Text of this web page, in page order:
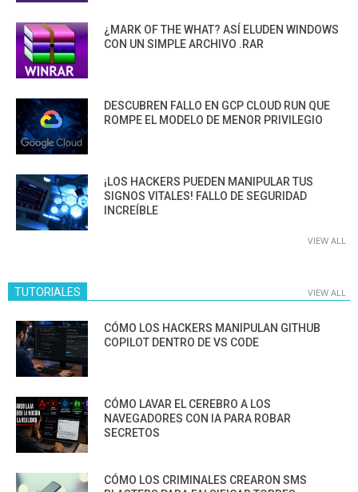
¿MARK OF THE WHAT? ASÍ ELUDEN WINDOWS
CON UN SIMPLE ARCHIVO .RAR
DESCUBREN FALLO EN GCP CLOUD RUN QUE
ROMPE EL MODELO DE MENOR PRIVILEGIO
¡LOS HACKERS PUEDEN MANIPULAR TUS
SIGNOS VITALES! FALLO DE SEGURIDAD
INCREÍBLE
VIEW ALL
TUTORIALES VIEW ALL
CÓMO LOS HACKERS MANIPULAN GITHUB
COPILOT DENTRO DE VS CODE
CÓMO LAVAR EL CEREBRO A LOS
NAVEGADORES CON IA PARA ROBAR
SECRETOS
CÓMO LOS CRIMINALES CREARON SMS